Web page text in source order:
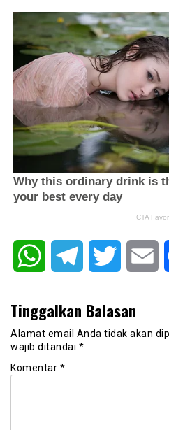
WhatsAppTelegram Twitter
Tinggalkan Balasan
Alamat email Anda tidak akan
wajib ditandai *
Komentar *